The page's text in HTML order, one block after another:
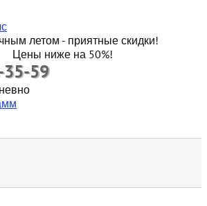
летом - приятные скидки!
Цены ниже на 50%!
35-59